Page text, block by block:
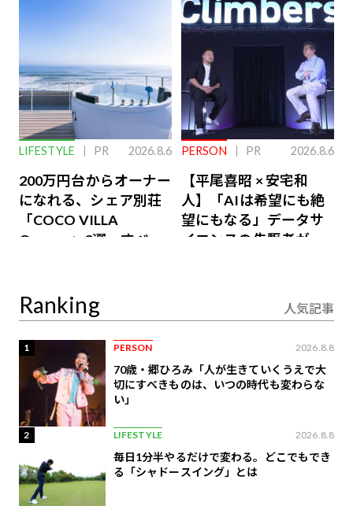
LIFESTYLE PR 2026.8.6
200万円台からオーナー
になれる、シェア別荘
「COCO VILLA
Owners」3選。すべて
PERSON PR 2026.8.6
【平尾喜昭 × 安宅和
人】「AIは希望にも絶
望にもなる」データサ
イエンスの先駆者が語
Ranking 人気記事
1 PERSON 2026.8.8
70歳・郷ひろみ「人が生きていくうえで大
切にすべきものは、いつの時代も変わらな
い」
2 LIFESTYLE 2026.8.8
毎日1分半やるだけで変わる。どこでもでき
る「シャドースイング」とは